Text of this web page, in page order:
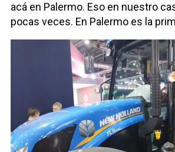
acá en Palermo. Eso en nuestro
pocas veces. En Palermo es la